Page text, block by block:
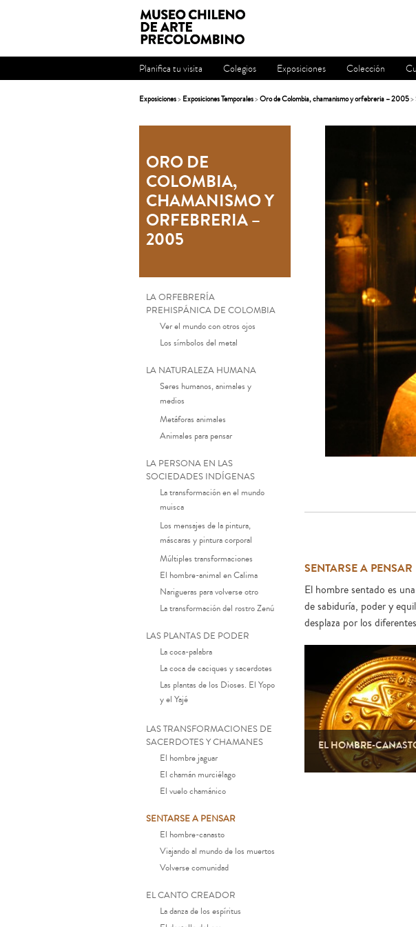
Planifica tu visita Colegios Exposiciones Colección
Exposiciones> Exposiciones Temporales>Oro de Colombia, chamanismo y orfebreria – 2005>
ORO DE
COLOMBIA,
CHAMANISMO Y
ORFEBRERIA –
2005
LA ORFEBRERÍA
PREHISPÁNICA DE COLOMBIA
Ver el mundo con otros ojos
Los símbolos del metal
LA NATURALEZA HUMANA
Seres humanos, animales y
medios
Metáforas animales
Animales para pensar
LA PERSONA EN LAS
SOCIEDADES INDÍGENAS
La transformación en el mundo
muisca
Los mensajes de la pintura,
máscaras y pintura corporal
Múltiples transformaciones
El hombre-animal en Calima
Narigueras para volverse otro
La transformación del rostro Zenú
LAS PLANTAS DE PODER
La coca-palabra
La coca de caciques y sacerdotes
Las plantas de los Dioses. El Yopo
y el Yajé
LAS TRANSFORMACIONES DE
SACERDOTES Y CHAMANES
El hombre jaguar
El chamán murciélago
El vuelo chamánico
SENTARSE A PENSAR
El hombre-canasto
Viajando al mundo de los muertos
Volverse comunidad
EL CANTO CREADOR
La danza de los espíritus
SENTARSE A PENSAR
El hombre sentado es
de sabiduría, poder y
desplaza por los
EL HOMBRE-